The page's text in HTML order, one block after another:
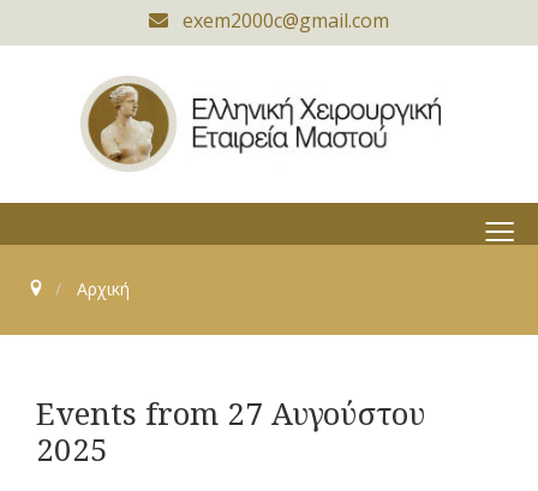
exem2000c@gmail.com
≡
Αρχική
Events from 27 Αυγούστου
2025